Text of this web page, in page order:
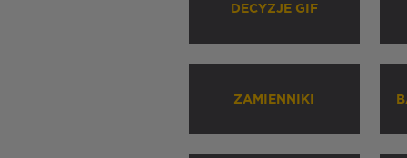
DECYZJE GIF
ZAMIENNIKI